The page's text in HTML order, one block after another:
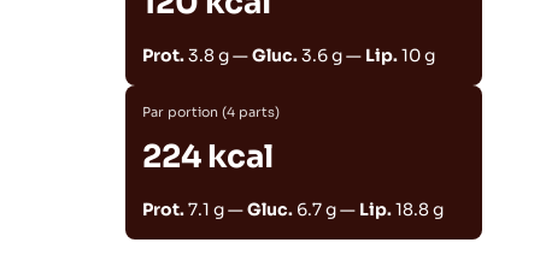
Prot.3.8 g —Gluc.3.6 g — Lip.10 g
Par portion (4 parts)
224 kcal
Prot.7.1 g —Gluc. 6.7 g — Lip.18.8 g